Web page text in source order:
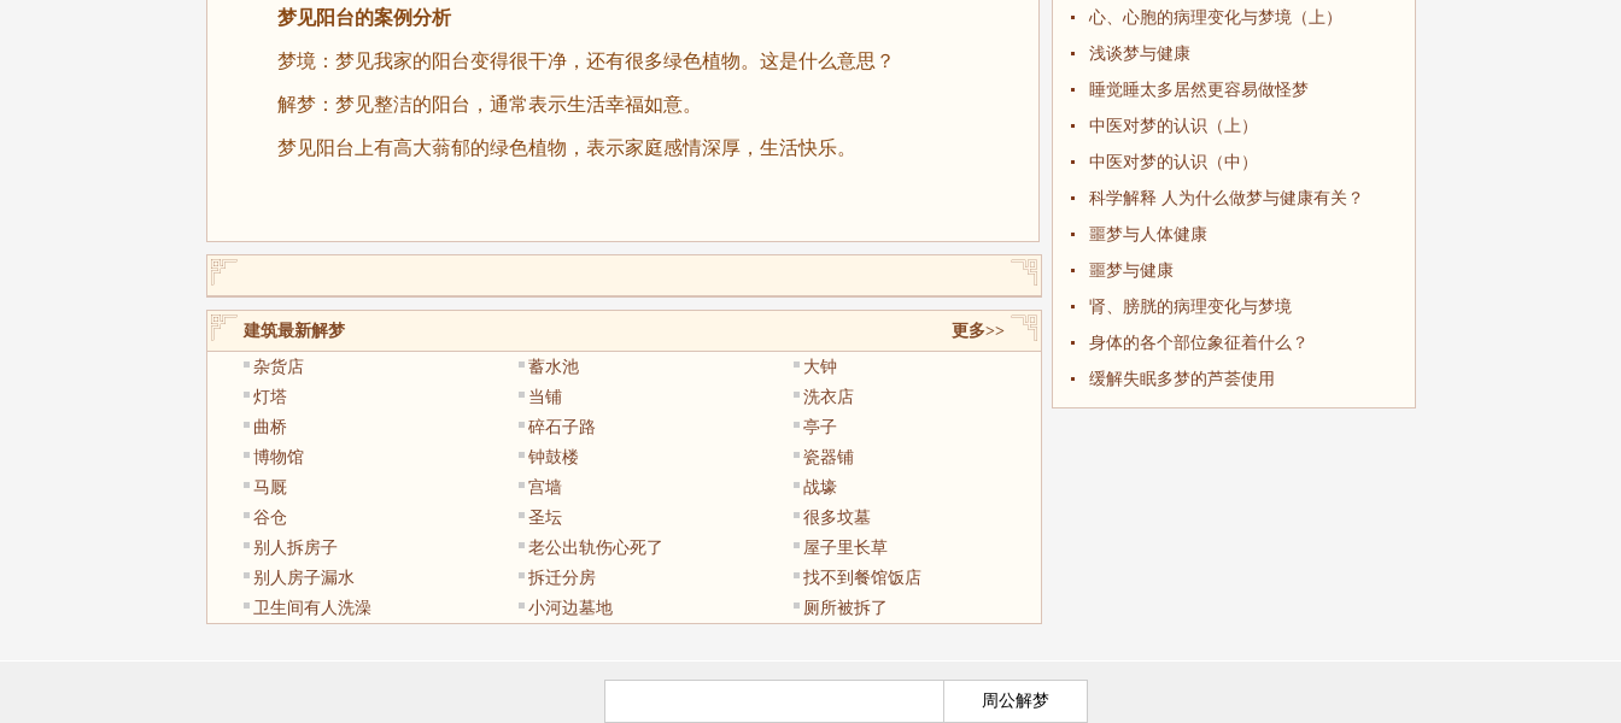
梦见阳台的案例分析
梦境：梦见我家的阳台变得很干净，还有很多绿色植物。这是什么意思？
解梦：梦见整洁的阳台，通常表示生活幸福如意。
梦见阳台上有高大蓊郁的绿色植物，表示家庭感情深厚，生活快乐。
建筑最新解梦
更多>>
杂货店
蓄水池
大钟
灯塔
当铺
洗衣店
曲桥
碎石子路
亭子
博物馆
钟鼓楼
瓷器铺
马厩
宫墙
战壕
谷仓
圣坛
很多坟墓
别人拆房子
老公出轨伤心死了
屋子里长草
别人房子漏水
拆迁分房
找不到餐馆饭店
卫生间有人洗澡
小河边墓地 厕所被拆了
心、心胞的病理变化与梦境（上）
浅谈梦与健康
睡觉睡太多居然更容易做怪梦
中医对梦的认识（上）
中医对梦的认识（中）
科学解释 人为什么做梦与健康有关？
噩梦与人体健康
噩梦与健康
肾、膀胱的病理变化与梦境
身体的各个部位象征着什么？
缓解失眠多梦的芦荟使用